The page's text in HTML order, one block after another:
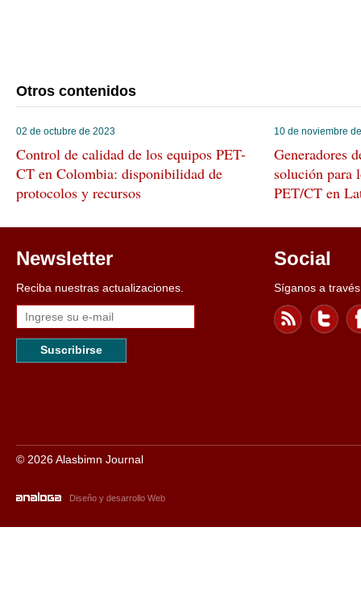
Otros contenidos
02 de octubre de 2023
Control de calidad de los equipos PET-
CT en Colombia: disponibilidad de
protocolos y recursos
10 de noviembre
Generadores
solución para
PET/CT en
Newsletter
Reciba nuestras actualizaciones.
Suscribirse
Social
Síganos a
© 2026 Alasbimn Journal
Diseño y desarrollo Web